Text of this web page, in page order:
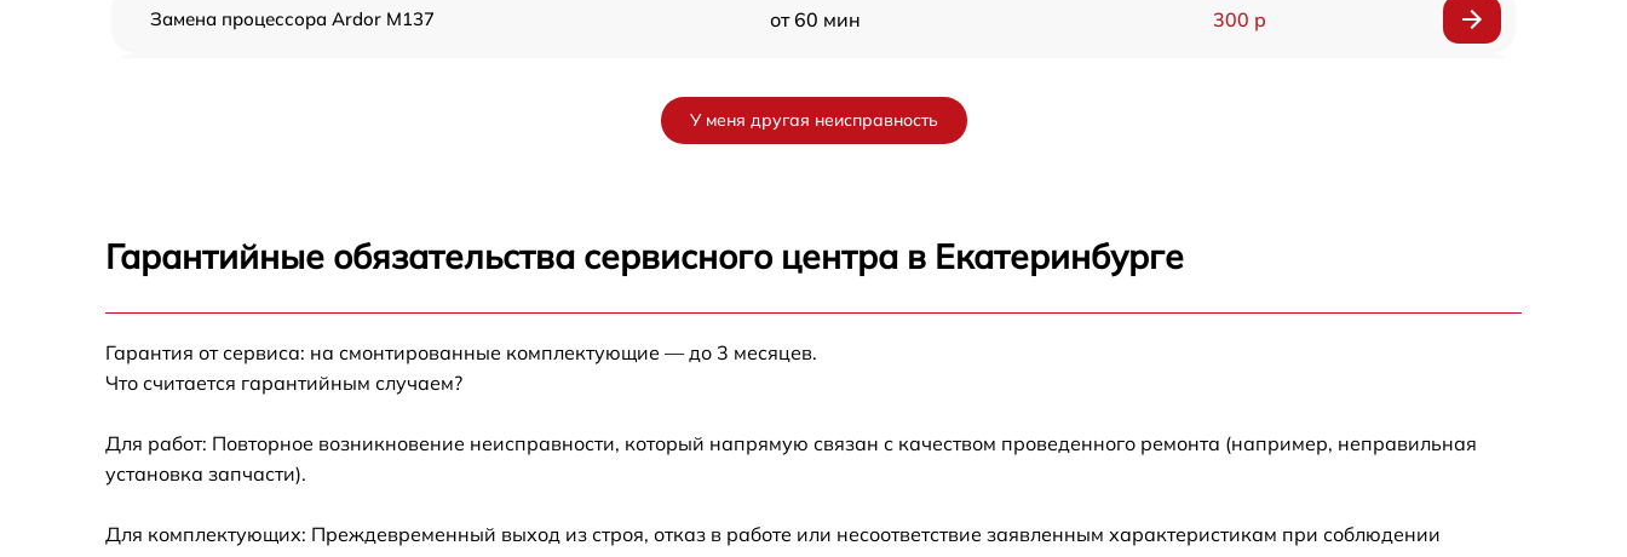
Замена процессора Ardor M137 от 60 мин 300 р
Замена звуковой платы Ardor M137 от 60 мин
У меня другая неисправность
Гарантийные обязательства сервисного центра в Екатеринбурге
Гарантия от сервиса: на смонтированные комплектующие — до 3 месяцев.
Что считается гарантийным случаем?
Для работ: Повторное возникновение неисправности, который напрямую связан с качеством проведенного ремонта (например, неправильная
установка запчасти).
Для комплектующих: Преждевременный выход из строя, отказ в работе или несоответствие заявленным характеристикам при соблюдении